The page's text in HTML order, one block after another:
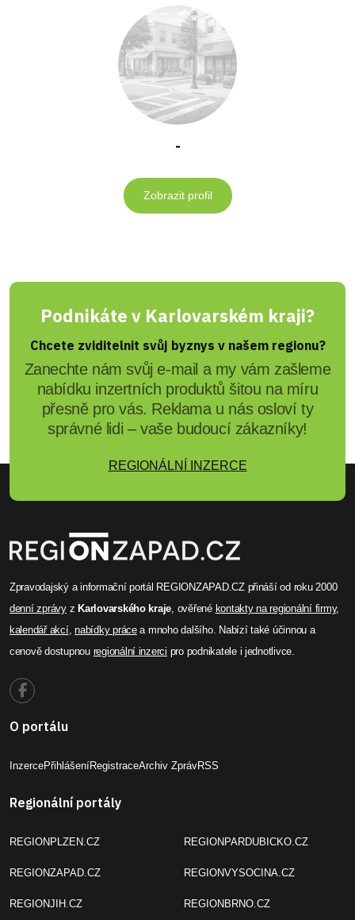
-
Zobrazit profil
Podnikáte v Karlovarském kraji?
Chcete zviditelnit svůj byznys v našem regionu?
Zanechte nám svůj e-mail a my vám zašleme
nabídku inzertních produktů šitou na míru
přesně pro vás. Reklama u nás osloví ty
správné lidi – vaše budoucí zákazníky!
REGIONÁLNÍ INZERCE
Zpravodajský a informační portál REGIONZAPAD.CZ přináší od roku 2000
denní zprávyzKarlovarského kraje , ověřené kontakty na regionální firmy,
kalendář akcí,nabídky prácea mnoho dalšího. Nabízí také účinnou a
cenově dostupnou regionální inzerci pro podnikatele i jednotlivce.
O portálu
InzercePřihlášeníRegistraceArchiv ZprávRSS
Regionální portály
REGIONPLZEN.CZ
REGIONZAPAD.CZ
REGIONJIH.CZ
REGIONPARDUBICKO.CZ
REGIONVYSOCINA.CZ
REGIONBRNO.CZ